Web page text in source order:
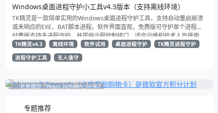
同步备份效果还不错，实现了定时全量备份，以及错误信息输出（界面限仅
展示最新的n条）
Windows桌面进程守护小工具v4.3版本（支持离线环境）
TK精灵是一款简单实用的Windows桌面进程守护工具，支持自动重启崩溃
或未响应的EXE、BAT脚本进程。软件界面直观，免费版可守护单个进程，
付费版支持多进程守护，并提供远程控制接口。适合运维和技术人员使用，
无需复杂操作即可高效管理进程运行状态。
TK精灵v4.3 离线环境 软件试用 桌面进程守护
TK精灵进程守护
进程守护工具
无人值守
补充展位 Pages_Software_Get#2
专题推荐